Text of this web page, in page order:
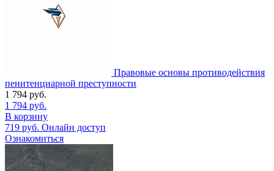
Правовые основы противодействия
пенитенциарной преступности
1 794 руб.
1 794 руб.
В корзину
719 руб. Онлайн доступ
Ознакомиться